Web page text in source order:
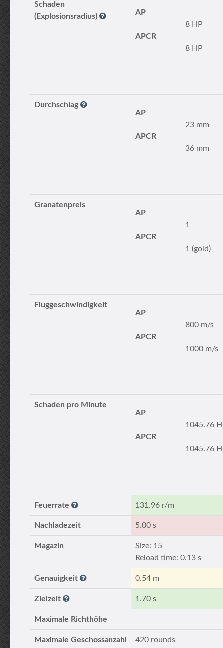
Schaden
(Explosionsradius)
AP
8 HP
APCR
8 HP
Durchschlag
AP
23 mm
APCR
36 mm
Granatenpreis
AP
1
APCR
1 (gold)
Fluggeschwindigkeit
AP
800 m/s
APCR
1000 m/s
Schaden pro Minute
AP
1045.76
APCR
1045.76
Feuerrate 131.96 r/m
Nachladezeit 5.00 s
Magazin
Size: 15
Reload time: 0.13 s
Genauigkeit 0.54 m
Zielzeit 1.70 s
Maximale Richthöhe
Maximale Geschossanzahl 420 rounds